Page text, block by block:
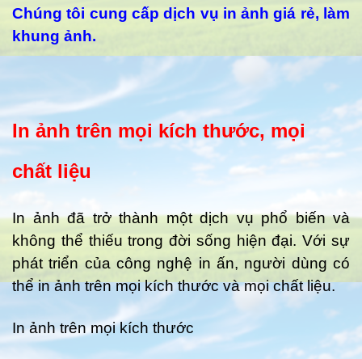
Chúng tôi cung cấp dịch vụ in ảnh giá rẻ, làm
khung ảnh.
In ảnh trên mọi kích thước, mọi
chất liệu
In ảnh đã trở thành một dịch vụ phổ biến và
không thể thiếu trong đời sống hiện đại. Với sự
phát triển của công nghệ in ấn, người dùng có
thể in ảnh trên mọi kích thước và mọi chất liệu.
In ảnh trên mọi kích thước